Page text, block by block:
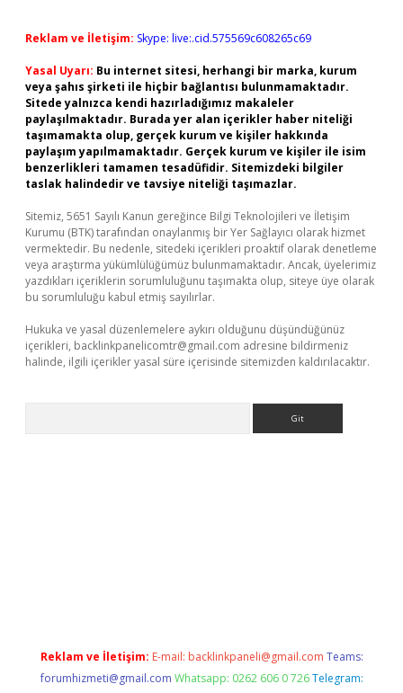
Reklam ve İletişim: Skype: live:.cid.575569c608265c69
Yasal Uyarı: Bu internet sitesi, herhangi bir marka, kurum
veya şahıs şirketi ile hiçbir bağlantısı bulunmamaktadır.
Sitede yalnızca kendi hazırladığımız makaleler
paylaşılmaktadır. Burada yer alan içerikler haber niteliği
taşımamakta olup, gerçek kurum ve kişiler hakkında
paylaşım yapılmamaktadır. Gerçek kurum ve kişiler ile isim
benzerlikleri tamamen tesadüfidir. Sitemizdeki bilgiler
taslak halindedir ve tavsiye niteliği taşımazlar.
Sitemiz, 5651 Sayılı Kanun gereğince Bilgi Teknolojileri ve İletişim
Kurumu (BTK) tarafından onaylanmış bir Yer Sağlayıcı olarak hizmet
vermektedir. Bu nedenle, sitedeki içerikleri proaktif olarak denetleme
veya araştırma yükümlülüğümüz bulunmamaktadır. Ancak, üyelerimiz
yazdıkları içeriklerin sorumluluğunu taşımakta olup, siteye üye olarak
bu sorumluluğu kabul etmiş sayılırlar.
Hukuka ve yasal düzenlemelere aykırı olduğunu düşündüğünüz
içerikleri, backlinkpanelicomtr@gmail.com adresine bildirmeniz
halinde, ilgili içerikler yasal süre içerisinde sitemizden kaldırılacaktır.
Reklam ve İletişim: E-mail: backlinkpaneli@gmail.com Teams:
forumhizmeti@gmail.com Whatsapp: 0262 606 0 726 Telegram: